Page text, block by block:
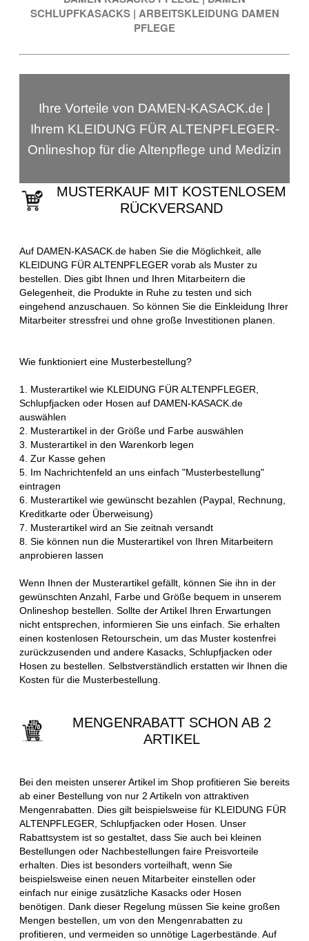
SCHLUPFKASACKS | ARBEITSKLEIDUNG DAMEN
PFLEGE
Ihre Vorteile von DAMEN-KASACK.de |
Ihrem KLEIDUNG FÜR ALTENPFLEGER-
Onlineshop für die Altenpflege und Medizin
MUSTERKAUF MIT KOSTENLOSEM
RÜCKVERSAND
Auf DAMEN-KASACK.de haben Sie die Möglichkeit, alle
KLEIDUNG FÜR ALTENPFLEGER vorab als Muster zu
bestellen. Dies gibt Ihnen und Ihren Mitarbeitern die
Gelegenheit, die Produkte in Ruhe zu testen und sich
eingehend anzuschauen. So können Sie die Einkleidung Ihrer
Mitarbeiter stressfrei und ohne große Investitionen planen.
Wie funktioniert eine Musterbestellung?
1. Musterartikel wie KLEIDUNG FÜR ALTENPFLEGER,
Schlupfjacken oder Hosen auf DAMEN-KASACK.de
auswählen
2. Musterartikel in der Größe und Farbe auswählen
3. Musterartikel in den Warenkorb legen
4. Zur Kasse gehen
5. Im Nachrichtenfeld an uns einfach "Musterbestellung"
eintragen
6. Musterartikel wie gewünscht bezahlen (Paypal, Rechnung,
Kreditkarte oder Überweisung)
7. Musterartikel wird an Sie zeitnah versandt
8. Sie können nun die Musterartikel von Ihren Mitarbeitern
anprobieren lassen
Wenn Ihnen der Musterartikel gefällt, können Sie ihn in der
gewünschten Anzahl, Farbe und Größe bequem in unserem
Onlineshop bestellen. Sollte der Artikel Ihren Erwartungen
nicht entsprechen, informieren Sie uns einfach. Sie erhalten
einen kostenlosen Retourschein, um das Muster kostenfrei
zurückzusenden und andere Kasacks, Schlupfjacken oder
Hosen zu bestellen. Selbstverständlich erstatten wir Ihnen die
Kosten für die Musterbestellung.
MENGENRABATT SCHON AB 2
ARTIKEL
Bei den meisten unserer Artikel im Shop profitieren Sie bereits
ab einer Bestellung von nur 2 Artikeln von attraktiven
Mengenrabatten. Dies gilt beispielsweise für KLEIDUNG FÜR
ALTENPFLEGER, Schlupfjacken oder Hosen. Unser
Rabattsystem ist so gestaltet, dass Sie auch bei kleinen
Bestellungen oder Nachbestellungen faire Preisvorteile
erhalten. Dies ist besonders vorteilhaft, wenn Sie
beispielsweise einen neuen Mitarbeiter einstellen oder
einfach nur einige zusätzliche Kasacks oder Hosen
benötigen. Dank dieser Regelung müssen Sie keine großen
Mengen bestellen, um von den Mengenrabatten zu
profitieren, und vermeiden so unnötige Lagerbestände. Auf